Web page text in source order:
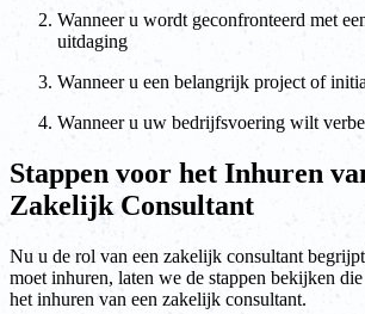
Wanneer u wordt geconfronteerd met
uitdaging
Wanneer u een belangrijk project of
Wanneer u uw bedrijfsvoering wilt
Stappen voor het Inhuren
Zakelijk Consultant
Nu u de rol van een zakelijk consultant
moet inhuren, laten we de stappen bekijken
het inhuren van een zakelijk consultant.